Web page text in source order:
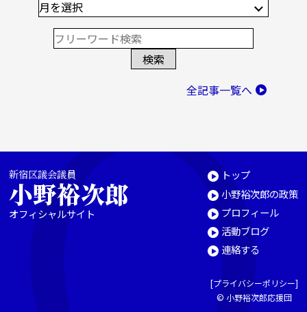
全記事一覧へ
新宿区議会議員
小野裕次郎
オフィシャルサイト
トップ
小野裕次郎の政策
プロフィール
活動ブログ
連絡する
[プライバシーポリシー]
© 小野裕次郎応援団